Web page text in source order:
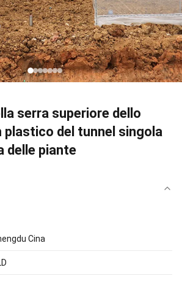
serra superiore dello
del tunnel singola
delle piante
Cina